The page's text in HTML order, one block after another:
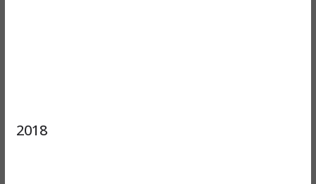
2018